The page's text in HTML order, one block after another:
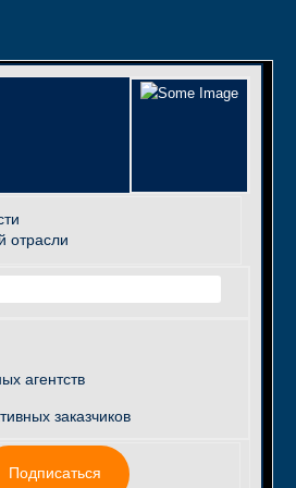
отрасли
агентств
заказчиков
Подписаться